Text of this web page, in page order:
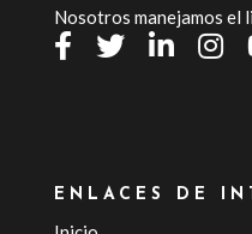
Nosotros manejamos el
ENLACES DE